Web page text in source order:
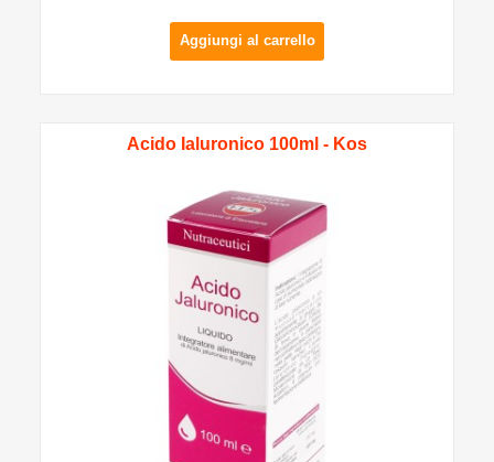
Aggiungi al carrello
Acido Ialuronico 100ml - Kos